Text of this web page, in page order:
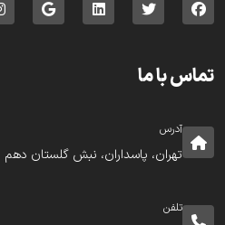
تماس با ما
آدرس
تهران، پاسداران، نبش گلستان دهم
تلفن